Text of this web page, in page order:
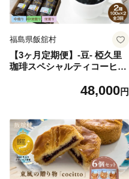
福島県飯舘村
【3ヶ月定期便】-豆- 椏久里
珈琲スペシャルティコーヒー
め 珈琲 コーヒー コーヒー豆
48,000円